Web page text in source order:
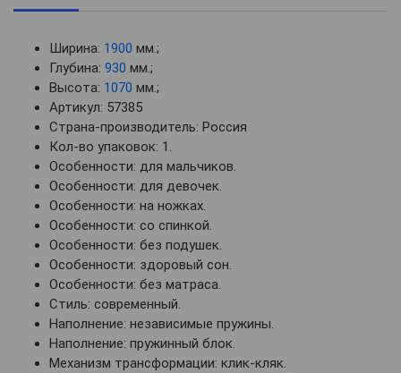
Ширина: 1900 мм.;
Глубина: 930 мм.;
Высота: 1070 мм.;
Артикул: 57385
Страна-производитель: Россия
Кол-во упаковок: 1.
Особенности: для мальчиков.
Особенности: для девочек.
Особенности: на ножках.
Особенности: со спинкой.
Особенности: без подушек.
Особенности: здоровый сон.
Особенности: без матраса.
Стиль: современный.
Наполнение: независимые пружины.
Наполнение: пружинный блок.
Механизм трансформации: клик-кляк.